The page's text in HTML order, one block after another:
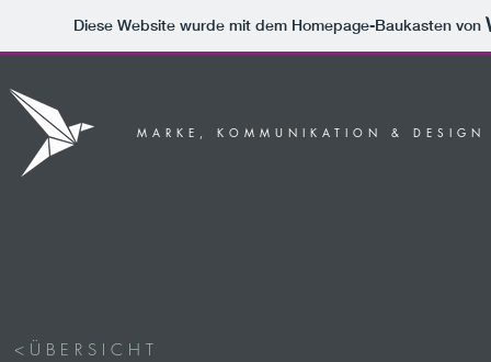
Diese Website wurde mit dem Homepage-Baukasten von
MARKE, KOMMUNIKATION & DESIGN
< Ü B E R S I C H T